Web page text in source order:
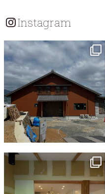
Instagram
tomohouseinc
tomohouseinc